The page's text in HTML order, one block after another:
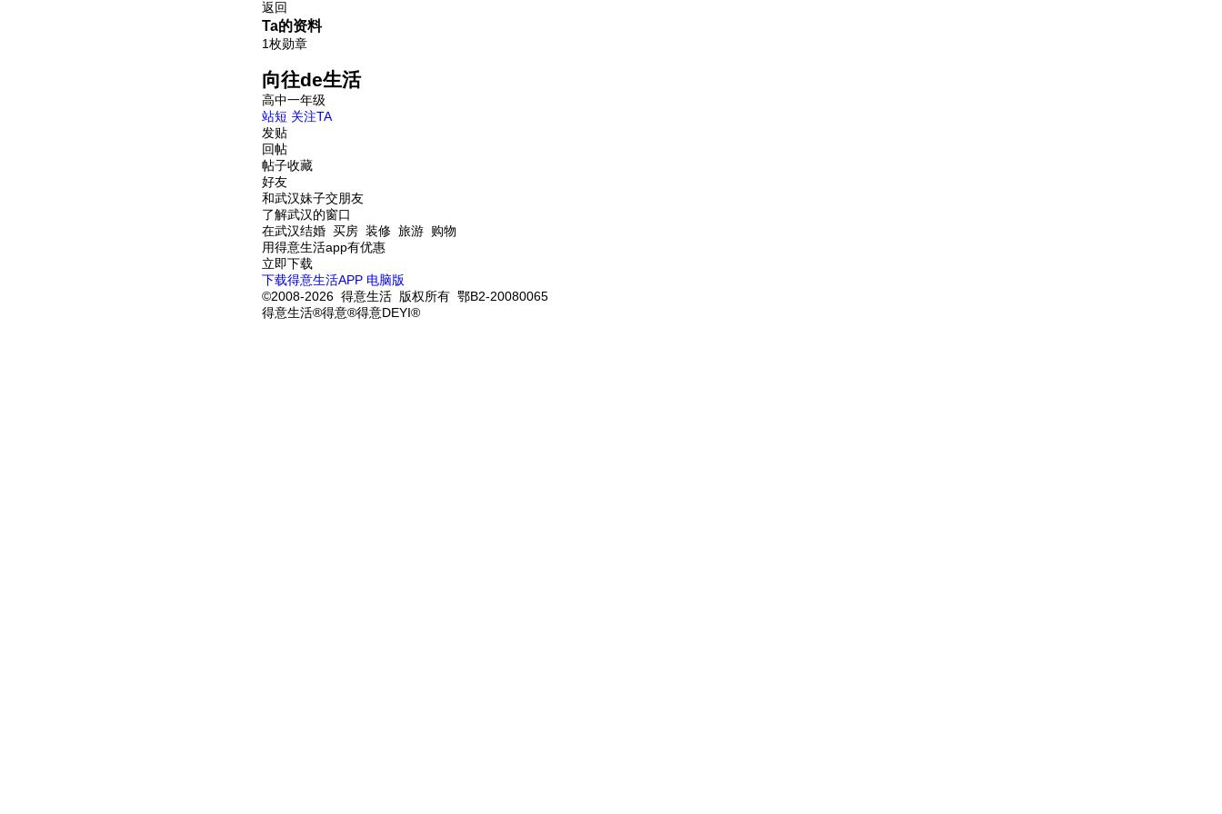
返回
Ta的资料
1枚勋章
向往de生活
高中一年级
站短 关注TA
发贴
回帖
帖子收藏
好友
和武汉妹子交朋友
了解武汉的窗口
在武汉结婚 买房 装修 旅游 购物
用得意生活app有优惠
立即下载
下载得意生活APP 电脑版
©2008-2026 得意生活 版权所有 鄂B2-20080065
得意生活®得意®得意DEYI®